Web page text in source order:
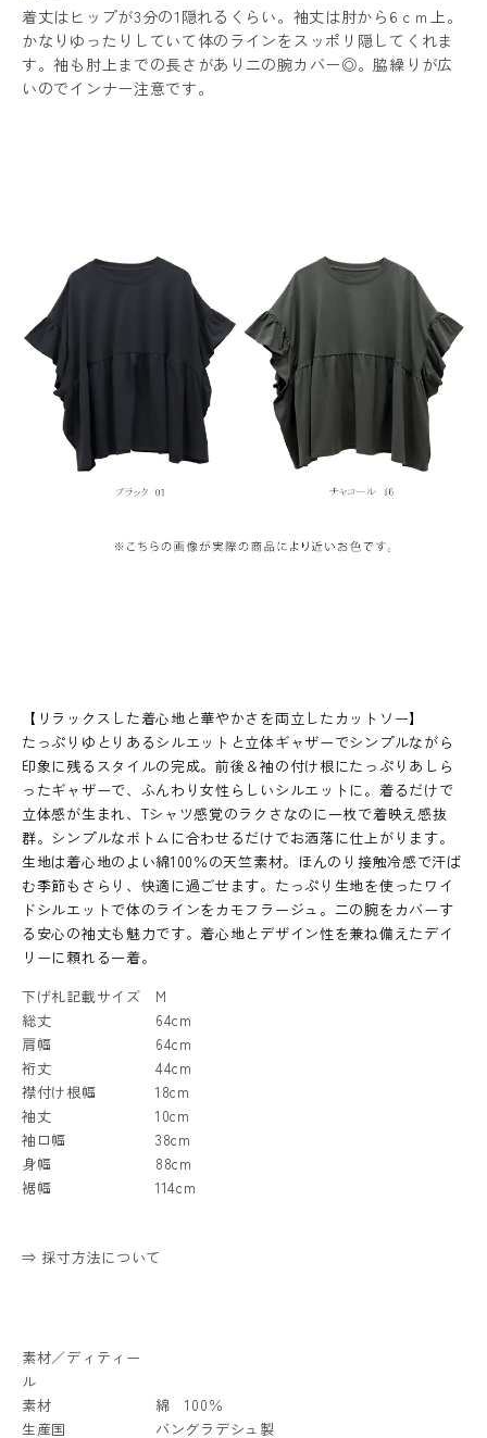
着丈はヒップが3分の1隠れるくらい。袖丈は肘から6ｃｍ上。
かなりゆったりしていて体のラインをスッポリ隠してくれま
す。袖も肘上までの長さがあり二の腕カバー◎。脇繰りが広
いのでインナー注意です。
【リラックスした着心地と華やかさを両立したカットソー】
たっぷりゆとりあるシルエットと立体ギャザーでシンプルながら
印象に残るスタイルの完成。前後＆袖の付け根にたっぷりあしら
ったギャザーで、ふんわり女性らしいシルエットに。着るだけで
立体感が生まれ、Tシャツ感覚のラクさなのに一枚で着映え感抜
群。シンプルなボトムに合わせるだけでお洒落に仕上がります。
生地は着心地のよい綿100％の天竺素材。ほんのり接触冷感で汗ば
む季節もさらり、快適に過ごせます。たっぷり生地を使ったワイ
ドシルエットで体のラインをカモフラージュ。二の腕をカバーす
る安心の袖丈も魅力です。着心地とデザイン性を兼ね備えたデイ
リーに頼れる一着。
下げ札記載サイズ
M
総丈
64cm
肩幅
64cm
裄丈
44cm
襟付け根幅
18cm
袖丈
10cm
袖口幅
38cm
身幅
88cm
裾幅
114cm
⇒ 採寸方法について
素材／ディティー
ル
素材
綿 100％
生産国
バングラデシュ製